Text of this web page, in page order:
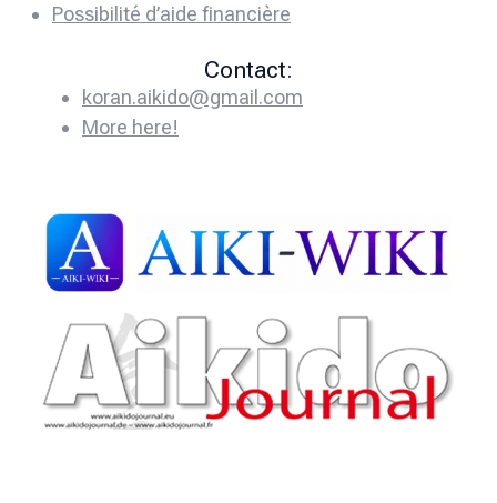
Possibilité d’aide financière
Contact:
koran.aikido@gmail.com
More here!